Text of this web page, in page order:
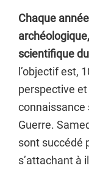
Chaque
scientifique
l’objectif est,
perspective
connaissance
Guerre.
sont succédé
s’attachant à